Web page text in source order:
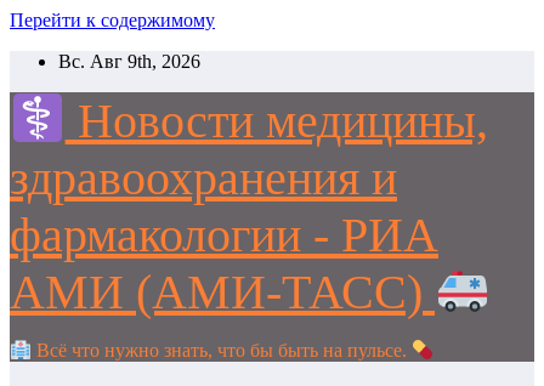
Перейти к содержимому
Вс. Авг 9th, 2026
Новости медицины,
здравоохранения и
фармакологии - РИА
АМИ (АМИ-ТАСС)
Всё что нужно знать, что бы быть на пульсе.